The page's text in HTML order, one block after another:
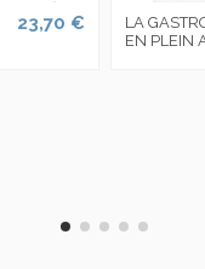
23,70 €
LA
EN PLEIN